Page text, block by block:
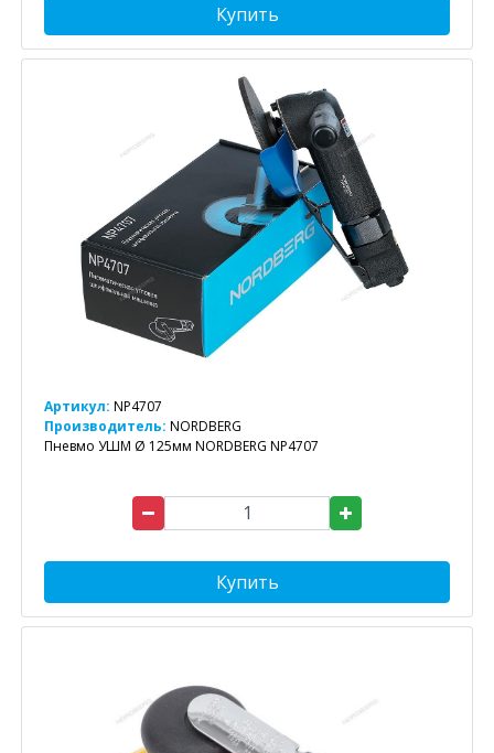
Купить
Артикул: NP4707
Производитель: NORDBERG
Пневмо УШМ Ø 125мм NORDBERG NP4707
Купить